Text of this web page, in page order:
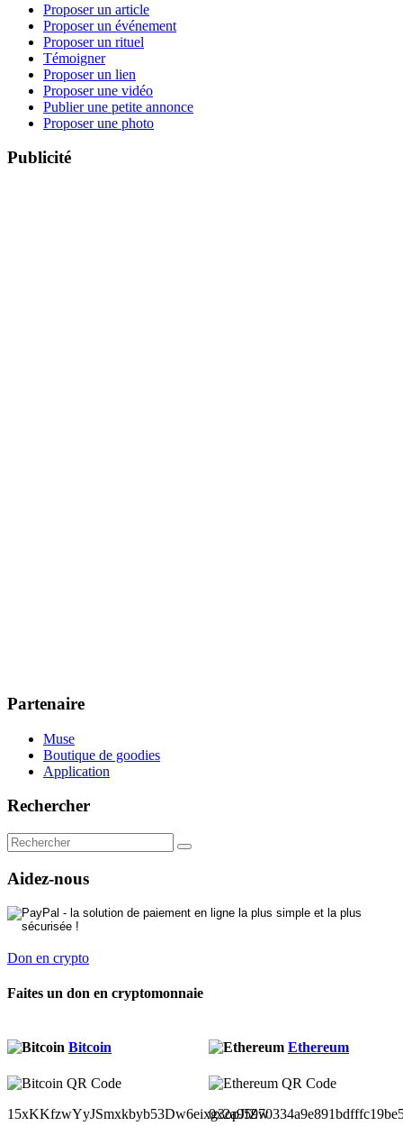
Proposer un article
Proposer un événement
Proposer un rituel
Témoigner
Proposer un lien
Proposer une vidéo
Publier une petite annonce
Proposer une photo
Publicité
Partenaire
Muse
Boutique de goodies
Application
Rechercher
Aidez-nous
Don en crypto
Faites un don en cryptomonnaie
Bitcoin
15xKKfzwYyJSmxkbyb53Dw6eixg3opJfZw
Ethereum